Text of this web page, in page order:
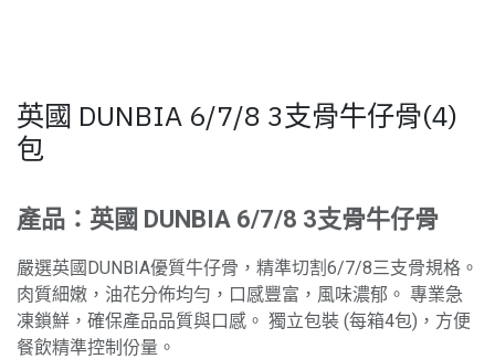
英國 DUNBIA 6/7/8 3支骨牛仔骨(4)
包
產品：英國 DUNBIA 6/7/8 3支骨牛仔骨
嚴選英國DUNBIA優質牛仔骨，精準切割6/7/8三支骨規格。
肉質細嫩，油花分佈均勻，口感豐富，風味濃郁。 專業急
凍鎖鮮，確保產品品質與口感。 獨立包裝 (每箱4包)，方便
餐飲精準控制份量。